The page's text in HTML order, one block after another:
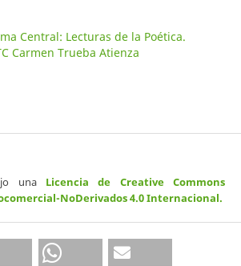
Central: Lecturas de la Poética.
Carmen Trueba Atienza
una Licencia de Creative Commons
NoDerivados 4.0 Internacional.